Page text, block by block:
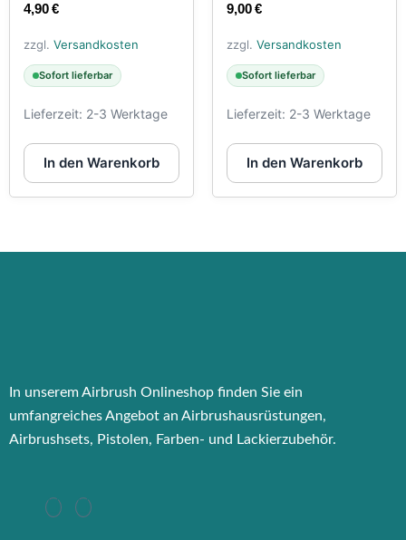
4,90€
zzgl. Versandkosten
Sofort lieferbar
Lieferzeit: 2-3 Werktage
In den Warenkorb
9,00€
zzgl. Versandkosten
Sofort lieferbar
Lieferzeit: 2-3 Werktage
In den Warenkorb
In unserem Airbrush Onlineshop finden Sie ein
umfangreiches Angebot an Airbrushausrüstungen,
Airbrushsets, Pistolen, Farben- und Lackierzubehör.